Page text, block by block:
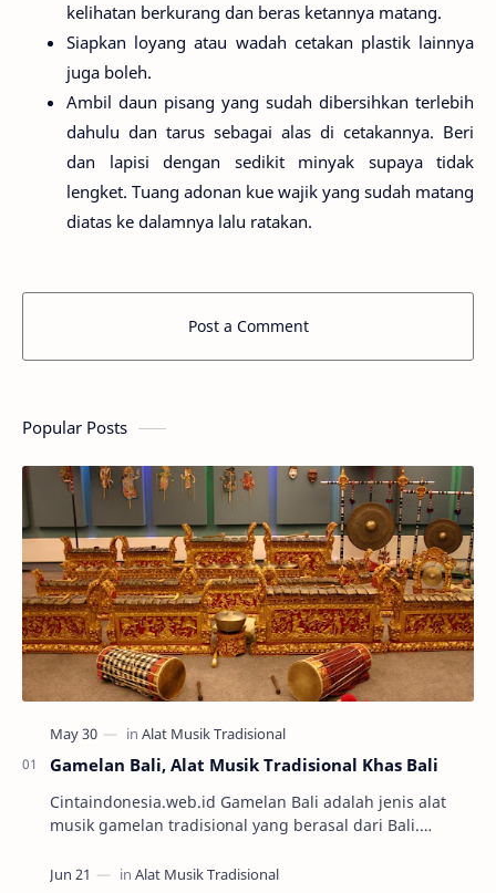
kelihatan berkurang dan beras ketannya matang.
Siapkan loyang atau wadah cetakan plastik lainnya
juga boleh.
Ambil daun pisang yang sudah dibersihkan terlebih
dahulu dan tarus sebagai alas di cetakannya. Beri
dan lapisi dengan sedikit minyak supaya tidak
lengket. Tuang adonan kue wajik yang sudah matang
diatas ke dalamnya lalu ratakan.
Post a Comment
Popular Posts
Gamelan Bali, Alat Musik Tradisional Khas Bali
Cintaindonesia.web.id Gamelan Bali adalah jenis alat
musik gamelan tradisional yang berasal dari Bali.